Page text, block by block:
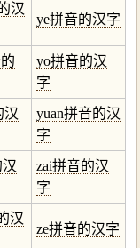
汉
ye拼音的汉字
yo拼音的汉
字
汉
yuan拼音的汉
字
zai拼音的汉
字
汉
ze拼音的汉字